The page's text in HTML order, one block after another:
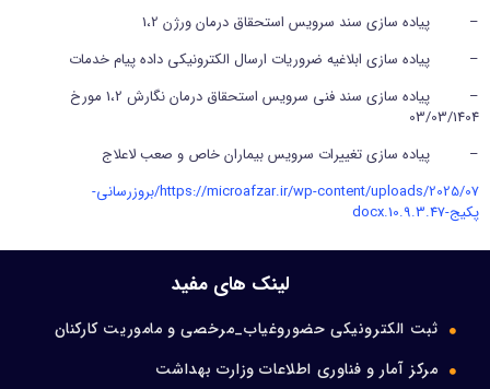
– پیاده سازی سند سرویس استحقاق درمان ورژن 1،2
– پیاده سازی ابلاغیه ضروریات ارسال الکترونیکی داده پیام خدمات
– پیاده سازی سند فنی سرویس استحقاق درمان نگارش 1،2 مورخ
03/03/1404
– پیاده سازی تغییرات سرویس بیماران خاص و صعب لاعلاج
https://microafzar.ir/wp-content/uploads/2025/07/بروزرسانی-
پکیج-10.9.3.47.docx
لینک های مفید
ثبت الکترونیکی حضوروغیاب_مرخصی و ماموریت کارکنان
مرکز آمار و فناوری اطلاعات وزارت بهداشت